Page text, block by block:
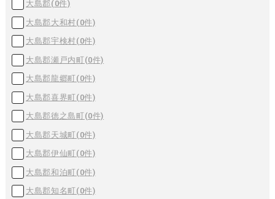
大島郡(0件)
大島郡大和村(0件)
大島郡宇検村(0件)
大島郡瀬戸内町(0件)
大島郡龍郷町(0件)
大島郡喜界町(0件)
大島郡徳之島町(0件)
大島郡天城町(0件)
大島郡伊仙町(0件)
大島郡和泊町(0件)
大島郡知名町(0件)